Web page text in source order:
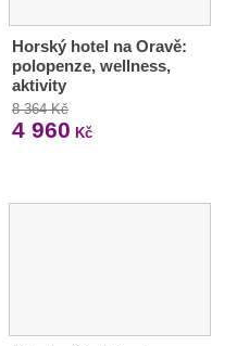
Horský hotel na Oravě:
polopenze, wellness,
aktivity
8 364 Kč
4 960 Kč